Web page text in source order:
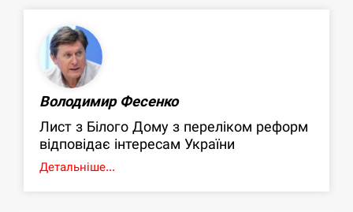
Володимир Фесенко
Лист з Білого Дому з переліком реформ
відповідає інтересам України
Детальніше...